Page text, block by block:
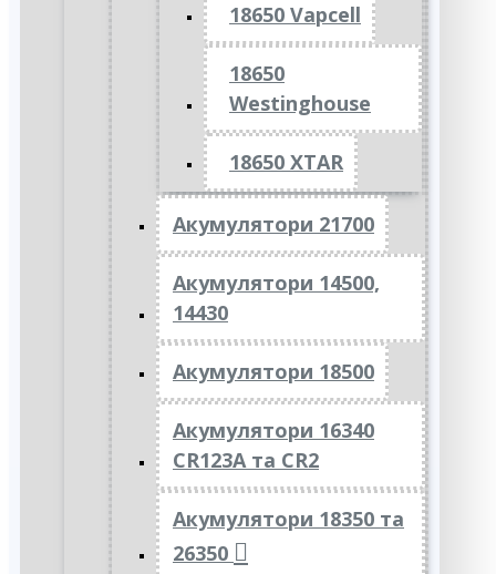
18650 Vapcell
18650
Westinghouse
18650 XTAR
Акумулятори 21700
Акумулятори 14500,
14430
Акумулятори 18500
Акумулятори 16340
CR123A та CR2
Акумулятори 18350 та
26350